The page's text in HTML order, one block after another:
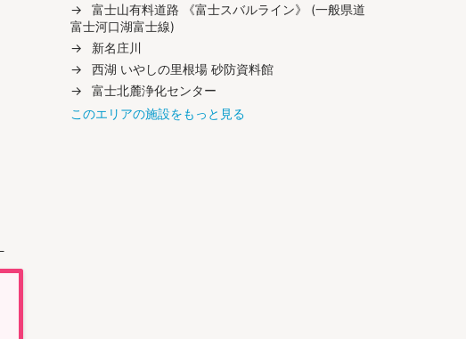
富士山有料道路 《富士スバルライン》 (一般県道
富士河口湖富士線)
新名庄川
西湖 いやしの里根場 砂防資料館
富士北麓浄化センター
このエリアの施設をもっと見る